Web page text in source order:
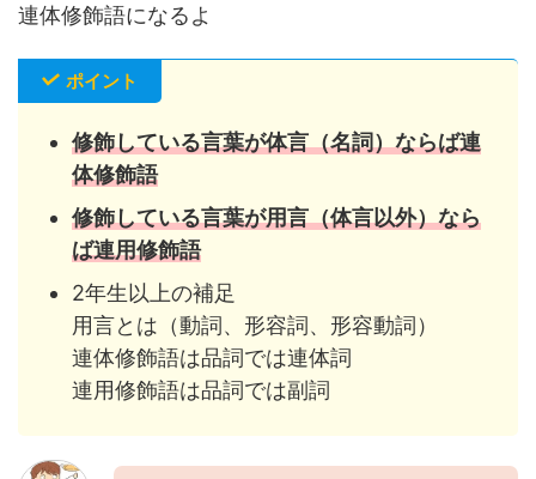
連体修飾語になるよ
ポイント
修飾している言葉が体言（名詞）ならば連
体修飾語
修飾している言葉が用言（体言以外）なら
ば連用修飾語
2年生以上の補足
用言とは（動詞、形容詞、形容動詞）
連体修飾語は品詞では連体詞
連用修飾語は品詞では副詞